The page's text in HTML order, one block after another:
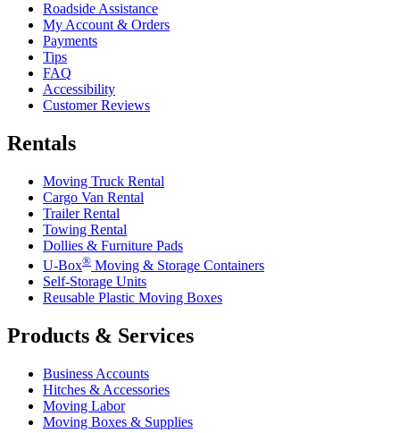
Roadside Assistance
My Account & Orders
Payments
Tips
FAQ
Accessibility
Customer Reviews
Rentals
Moving Truck Rental
Cargo Van Rental
Trailer Rental
Towing Rental
Dollies & Furniture Pads
U-Box® Moving & Storage Containers
Self-Storage Units
Reusable Plastic Moving Boxes
Products & Services
Business Accounts
Hitches & Accessories
Moving Labor
Moving Boxes & Supplies